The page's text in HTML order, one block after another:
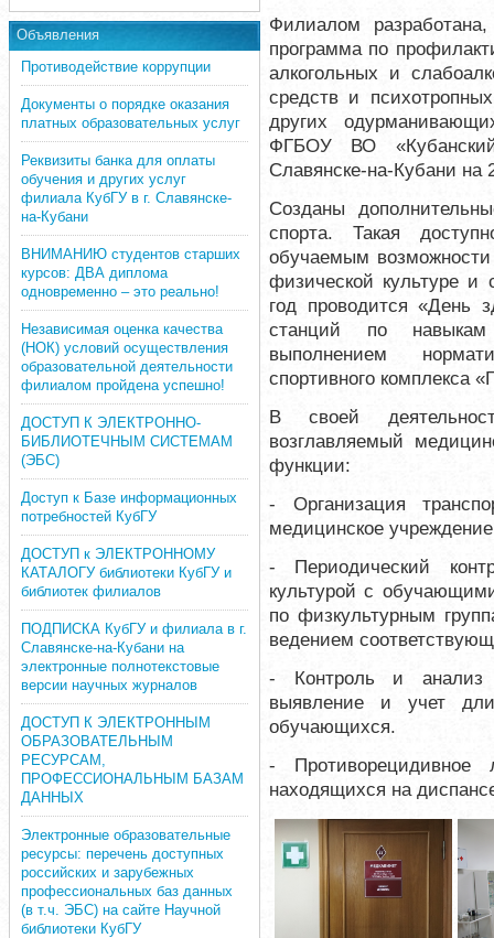
Объявления
Противодействие коррупции
Документы о порядке оказания
платных образовательных услуг
Реквизиты банка для оплаты
обучения и других услуг
филиала КубГУ в г. Славянске-
на-Кубани
ВНИМАНИЮ студентов старших
курсов: ДВА диплома
одновременно – это реально!
Независимая оценка качества
(НОК) условий осуществления
образовательной деятельности
филиалом пройдена успешно!
ДОСТУП К ЭЛЕКТРОННО-
БИБЛИОТЕЧНЫМ СИСТЕМАМ
(ЭБС)
Доступ к Базе информационных
потребностей КубГУ
ДОСТУП к ЭЛЕКТРОННОМУ
КАТАЛОГУ библиотеки КубГУ и
библиотек филиалов
ПОДПИСКА КубГУ и филиала в г.
Славянске-на-Кубани на
электронные полнотекстовые
версии научных журналов
ДОСТУП К ЭЛЕКТРОННЫМ
ОБРАЗОВАТЕЛЬНЫМ
РЕСУРСАМ,
ПРОФЕССИОНАЛЬНЫМ БАЗАМ
ДАННЫХ
Электронные образовательные
ресурсы: перечень доступных
российских и зарубежных
профессиональных баз данных
(в т.ч. ЭБС) на сайте Научной
библиотеки КубГУ
Филиалом
программа по
алкогольных и
средств и
других
ФГБОУ ВО «Кубанский
Славянске-на-Кубани на
Созданы
спорта. Такая
обучаемым
физической культуре и
год проводится «День
станций по
выполнением
спортивного комплекса
В своей
возглавляемый
функции:
- Организация
медицинское
- Периодический
культурой с
по физкультурным
ведением
- Контроль и анализ
выявление и учет
обучающихся.
-
находящихся на